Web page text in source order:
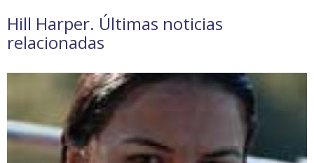
Hill Harper. Últimas noticias
relacionadas